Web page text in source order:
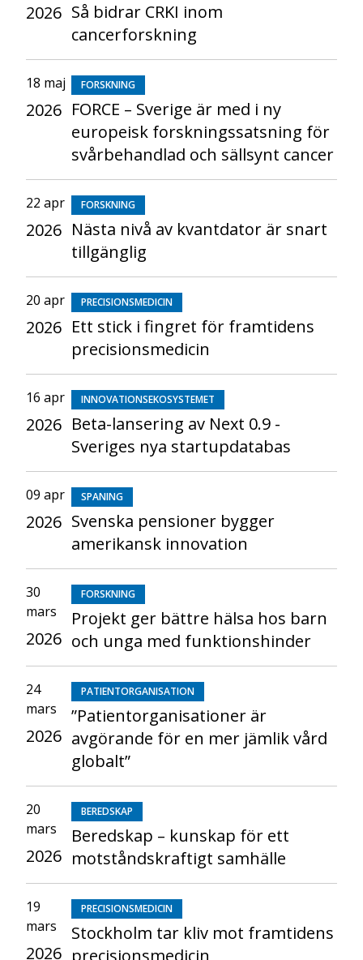
2026 Så bidrar CRKI inom
cancerforskning
18 maj
2026
FORSKNING
FORCE – Sverige är med i ny
europeisk forskningssatsning för
svårbehandlad och sällsynt cancer
22 apr
2026
FORSKNING
Nästa nivå av kvantdator är snart
tillgänglig
20 apr
2026
PRECISIONSMEDICIN
Ett stick i fingret för framtidens
precisionsmedicin
16 apr
2026
INNOVATIONSEKOSYSTEMET
Beta-lansering av Next 0.9 -
Sveriges nya startupdatabas
09 apr
2026
SPANING
Svenska pensioner bygger
amerikansk innovation
30
mars
2026
FORSKNING
Projekt ger bättre hälsa hos barn
och unga med funktionshinder
24
mars
2026
PATIENTORGANISATION
”Patientorganisationer är
avgörande för en mer jämlik vård
globalt”
20
mars
2026
BEREDSKAP
Beredskap – kunskap för ett
motståndskraftigt samhälle
19
mars
2026
PRECISIONSMEDICIN
Stockholm tar kliv mot framtidens